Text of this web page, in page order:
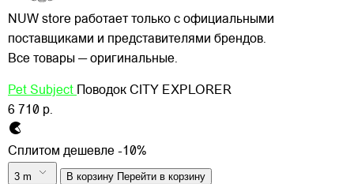
NUW store работает только с официальными
поставщиками и представителями брендов.
Все товары — оригинальные.
Pet Subject
Поводок CITY EXPLORER
6 710 р.
Сплитом дешевле -10%
3 m В корзину Перейти в корзину